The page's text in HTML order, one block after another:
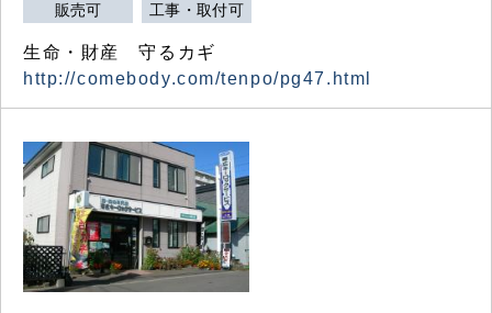
販売可 工事・取付可
生命・財産 守るカギ
http://comebody.com/tenpo/pg47.html